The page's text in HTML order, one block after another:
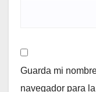
Guarda mi
navegador para